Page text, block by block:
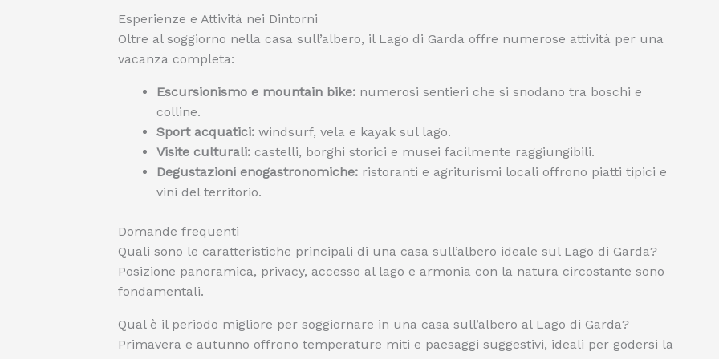
Esperienze e Attività nei Dintorni
Oltre al soggiorno nella casa sull’albero, il Lago di Garda offre numerose attività per una
vacanza completa:
Escursionismo e mountain bike: numerosi sentieri che si snodano tra boschi e
colline.
Sport acquatici: windsurf, vela e kayak sul lago.
Visite culturali: castelli, borghi storici e musei facilmente raggiungibili.
Degustazioni enogastronomiche: ristoranti e agriturismi locali offrono piatti tipici e
vini del territorio.
Domande frequenti
Quali sono le caratteristiche principali di una casa sull’albero ideale sul Lago di Garda?
Posizione panoramica, privacy, accesso al lago e armonia con la natura circostante sono
fondamentali.
Qual è il periodo migliore per soggiornare in una casa sull’albero al Lago di Garda?
Primavera e autunno offrono temperature miti e paesaggi suggestivi, ideali per godersi la